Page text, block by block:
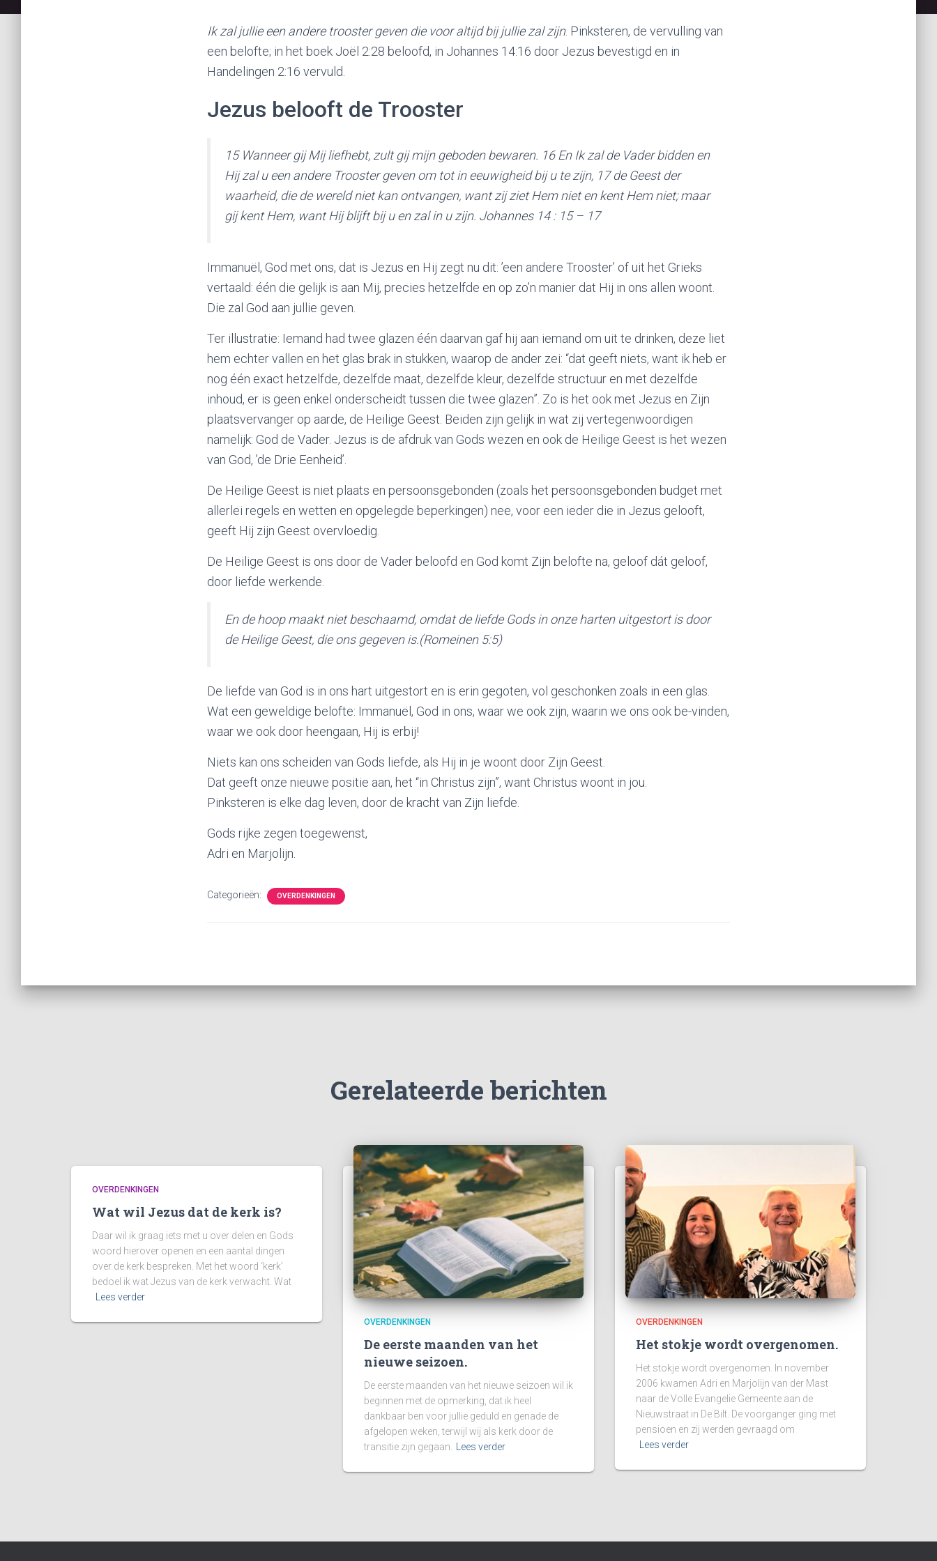
Ik zal jullie een andere trooster geven die voor altijd bij jullie zal zijn. Pinksteren, de vervulling van
een belofte; in het boek Joël 2:28 beloofd, in Johannes 14:16 door Jezus bevestigd en in
Handelingen 2:16 vervuld.
Jezus belooft de Trooster
15 Wanneer gij Mij liefhebt, zult gij mijn geboden bewaren. 16 En Ik zal de Vader bidden en
Hij zal u een andere Trooster geven om tot in eeuwigheid bij u te zijn, 17 de Geest der
waarheid, die de wereld niet kan ontvangen, want zij ziet Hem niet en kent Hem niet; maar
gij kent Hem, want Hij blijft bij u en zal in u zijn. Johannes 14 : 15 – 17
Immanuël, God met ons, dat is Jezus en Hij zegt nu dit: ’een andere Trooster’ of uit het Grieks
vertaald: één die gelijk is aan Mij, precies hetzelfde en op zo’n manier dat Hij in ons allen woont.
Die zal God aan jullie geven.
Ter illustratie: Iemand had twee glazen één daarvan gaf hij aan iemand om uit te drinken, deze liet
hem echter vallen en het glas brak in stukken, waarop de ander zei: “dat geeft niets, want ik heb er
nog één exact hetzelfde, dezelfde maat, dezelfde kleur, dezelfde structuur en met dezelfde
inhoud, er is geen enkel onderscheidt tussen die twee glazen”. Zo is het ook met Jezus en Zijn
plaatsvervanger op aarde, de Heilige Geest. Beiden zijn gelijk in wat zij vertegenwoordigen
namelijk: God de Vader. Jezus is de afdruk van Gods wezen en ook de Heilige Geest is het wezen
van God, ’de Drie Eenheid’.
De Heilige Geest is niet plaats en persoonsgebonden (zoals het persoonsgebonden budget met
allerlei regels en wetten en opgelegde beperkingen) nee, voor een ieder die in Jezus gelooft,
geeft Hij zijn Geest overvloedig.
De Heilige Geest is ons door de Vader beloofd en God komt Zijn belofte na, geloof dát geloof,
door liefde werkende.
En de hoop maakt niet beschaamd, omdat de liefde Gods in onze harten uitgestort is door
de Heilige Geest, die ons gegeven is.(Romeinen 5:5)
De liefde van God is in ons hart uitgestort en is erin gegoten, vol geschonken zoals in een glas.
Wat een geweldige belofte: Immanuël, God in ons, waar we ook zijn, waarin we ons ook be-vinden,
waar we ook door heengaan, Hij is erbij!
Niets kan ons scheiden van Gods liefde, als Hij in je woont door Zijn Geest.
Dat geeft onze nieuwe positie aan, het “in Christus zijn”, want Christus woont in jou.
Pinksteren is elke dag leven, door de kracht van Zijn liefde.
Gods rijke zegen toegewenst,
Adri en Marjolijn.
Categorieën: OVERDENKINGEN
Gerelateerde berichten
OVERDENKINGEN
Wat wil Jezus dat de kerk is?
Daar wil ik graag iets met u over delen en Gods
woord hierover openen en een aantal dingen
over de kerk bespreken. Met het woord ‘kerk’
bedoel ik wat Jezus van de kerk verwacht. Wat
Lees verder
OVERDENKINGEN
De eerste maanden van het
nieuwe seizoen.
De eerste maanden van het nieuwe seizoen wil ik
beginnen met de opmerking, dat ik heel
dankbaar ben voor jullie geduld en genade de
afgelopen weken, terwijl wij als kerk door de
transitie zijn gegaan.
Lees verder
OVERDENKINGEN
Het stokje wordt overgenomen.
Het stokje wordt overgenomen. In november
2006 kwamen Adri en Marjolijn van der Mast
naar de Volle Evangelie Gemeente aan de
Nieuwstraat in De Bilt. De voorganger ging met
pensioen en zij werden gevraagd om
Lees verder